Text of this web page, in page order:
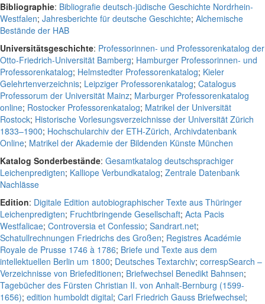
Bibliographie: Bibliografie deutsch-jüdische Geschichte Nordrhein-
Westfalen; Jahresberichte für deutsche Geschichte; Alchemische
Bestände der HAB
Universitätsgeschichte: Professorinnen- und Professorenkatalog der
Otto-Friedrich-Universität Bamberg; Hamburger Professorinnen- und
Professorenkatalog; Helmstedter Professorenkatalog; Kieler
Gelehrtenverzeichnis; Leipziger Professorenkatalog; Catalogus
Professorum der Universität Mainz; Marburger Professorenkatalog
online; Rostocker Professorenkatalog; Matrikel der Universität
Rostock; Historische Vorlesungsverzeichnisse der Universität Zürich
1833–1900; Hochschularchiv der ETH-Zürich, Archivdatenbank
Online; Matrikel der Akademie der Bildenden Künste München
Katalog Sonderbestände: Gesamtkatalog deutschsprachiger
Leichenpredigten; Kalliope Verbundkatalog; Zentrale Datenbank
Nachlässe
Edition: Digitale Edition autobiographischer Texte aus Thüringer
Leichenpredigten; Fruchtbringende Gesellschaft; Acta Pacis
Westfalicae; Controversia et Confessio; Sandrart.net;
Schatullrechnungen Friedrichs des Großen; Registres Académie
Royale de Prusse 1746 à 1786; Briefe und Texte aus dem
intellektuellen Berlin um 1800; Deutsches Textarchiv; correspSearch –
Verzeichnisse von Briefeditionen; Briefwechsel Benedikt Bahnsen;
Tagebücher des Fürsten Christian II. von Anhalt-Bernburg (1599-
1656); edition humboldt digital; Carl Friedrich Gauss Briefwechsel;